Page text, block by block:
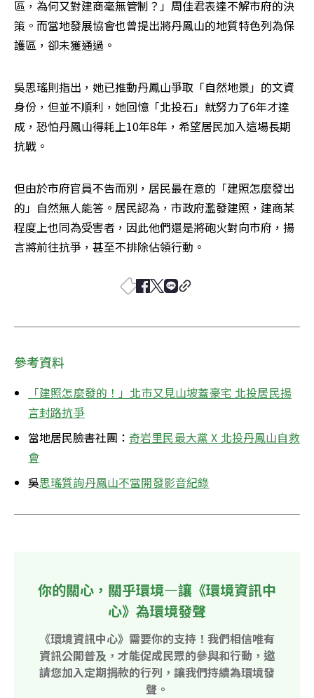
區，為何又對建商毫無管制？」周佳君表達不解市府的決
策。而當地發展協會也曾提出將丹鳳山的地質特色列為保
護區，卻未獲通過。
吳思瑤則指出，她已推動丹鳳山爭取「自然地景」的文資
身份，但並不順利，她回憶「北投石」就努力了6年才達
成，恐怕丹鳳山得耗上10年8年，希望居民加入這場長期
抗戰。
但由於市府官員不告而別，居民最在意的「建照怎麼發出
的」自然無人能答。居民認為，市政府濫發建照，建商某
程度上也同為受害者，因此他們還是將砲火對向市府，揚
言將前往抗爭，甚至不排除佔領行動。
參考資料
「建照怎麼發的！」北市又見山坡蓋豪宅 北投居民揚
言封路抗爭
當地居民臉書社團： 奇岩里民最大黨 X 北投丹鳳山自救
會
吳思瑤質詢丹鳳山不當開發影音紀錄
你的關心，關乎環境—讓《環境資訊中
心》為環境發聲
《環境資訊中心》需要你的支持！我們相信唯有
資訊公開普及，才能促成民眾的參與和行動，邀
請您加入定期捐款的行列，讓我們持續為環境發
聲。